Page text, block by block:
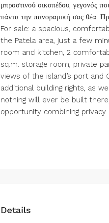
μπροστινού οικοπέδου, γεγονός
πάντα την πανοραμική σας θέα.
For sale: a spacious,
the Patela area, just a few
room and kitchen, 2
sq.m. storage room, private
views of the island’s port and
additional building rights, as
nothing will ever be built
opportunity combining
Details